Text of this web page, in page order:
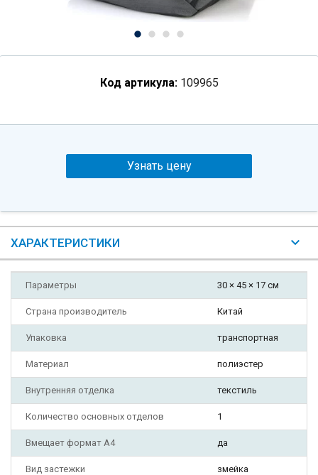
Код артикула: 109965
Узнать цену
ХАРАКТЕРИСТИКИ
Параметры 30 × 45 × 17 см
Страна производитель Китай
Упаковка транспортная
Материал полиэстер
Внутренняя отделка текстиль
Количество основных отделов 1
Вмещает формат А4 да
Вид застежки змейка